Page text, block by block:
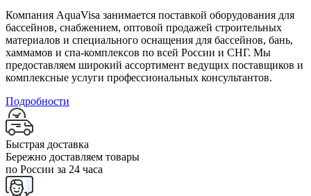
Компания AquaVisa занимается поставкой оборудования для
бассейнов, снабжением, оптовой продажей строительных
материалов и специального оснащения для бассейнов, бань,
хаммамов и спа-комплексов по всей России и СНГ. Мы
предоставляем широкий ассортимент ведущих поставщиков и
комплексные услуги профессиональных консультантов.
Подробности
Быстрая доставка
Бережно доставляем товары
по России за 24 часа